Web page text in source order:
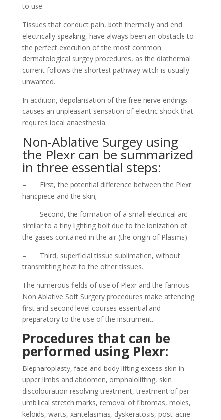
to use.
Tissues that conduct pain, both thermally and end
electrically speaking, have always been an obstacle to
the perfect execution of the most common
dermatological surgey procedures, as the diathermal
current follows the shortest pathway witch is usually
unwanted.
In addition, depolarisation of the free nerve endings
causes an unpleasant sensation of electric shock that
requires local anaesthesia.
Non-Ablative Surgey using
the Plexr can be summarized
in three essential steps:
– First, the potential difference between the Plexr
handpiece and the skin;
– Second, the formation of a small electrical arc
similar to a tiny lighting bolt due to the ionization of
the gases contained in the air (the origin of Plasma)
– Third, superficial tissue sublimation, without
transmitting heat to the other tissues.
The numerous fields of use of Plexr and the famous
Non Ablative Soft Surgery procedures make attending
first and second level courses essential and
preparatory to the use of the instrument.
Procedures that can be
performed using Plexr:
Blepharoplasty, face and body lifting excess skin in
upper limbs and abdomen, omphalolifting, skin
discolouration resolving treatment, treatment of per-
umbilical stretch marks, removal of fibromas, moles,
keloids, warts, xantelasmas, dyskeratosis, post-acne